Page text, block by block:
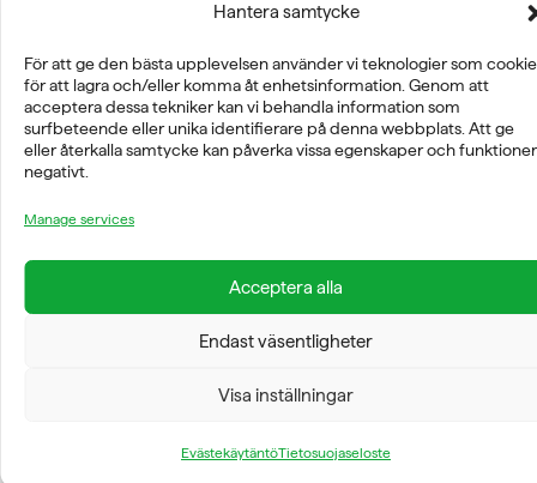
Hantera samtycke
För att ge den bästa upplevelsen använder vi teknologier som
för att lagra och/eller komma åt enhetsinformation. Genom att
acceptera dessa tekniker kan vi behandla information som
surfbeteende eller unika identifierare på denna webbplats. Att ge
eller återkalla samtycke kan påverka vissa egenskaper och funktioner
negativt.
Manage services
Acceptera alla
Endast väsentligheter
Visa inställningar
EvästekäytäntöTietosuojaseloste